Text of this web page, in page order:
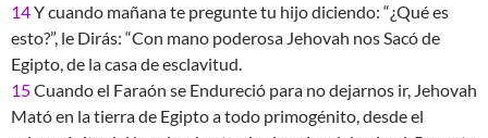
14Y cuando mañana te pregunte tu hijo diciendo: “¿Qué es
esto?”, le Dirás: “Con mano poderosa Jehovah nos Sacó de
Egipto, de la casa de esclavitud.
15Cuando el Faraón se Endureció para no dejarnos ir, Jehovah
Mató en la tierra de Egipto a todo primogénito, desde el